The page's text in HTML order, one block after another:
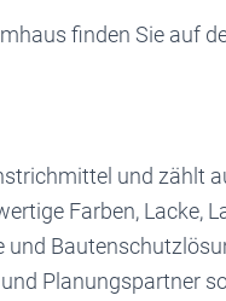
finden Sie auf
und zählt
Farben, Lacke,
und
Planungspartner